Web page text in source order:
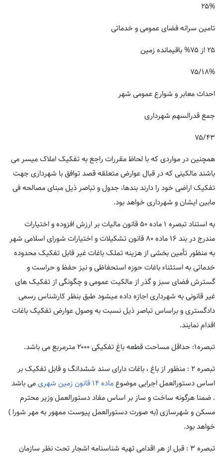
۲۵%
تامین سرانه فضای عمومی و خدماتی
۲۵ از ۷۵% باقیمانده زمین
۷۵/۱۸%
احداث معابر و شوارع عمومی شهر
جمع قدرالسهم شهرداری
۷۵/۴۳
همچنین در مواردی که با لحاظ مقررات راجع به تفکیک املاک میسر می
باشند مالکینی که در قبال عوارض متعلقه قصد توافق با شهرداری جهت
تفکیک اراضی خود را دارند بندها، جدول و تباصر ذیل مبنای مصالحه فی
مابین ایشان و شهرداری خواهد بود.
به استناد تبصره ۱ ماده ۵۰ قانون مالیات بر ارزش افزوده و اختیارات
مندرج در بند ۱۶ ماده ۸۰ قانون تشکیلات و اختیارات شورای اسلامی شهر
به منظور تأمین بخشی از هزینه تملک باغات غیر قابل تفکیک محدوده
خدماتی به استثناء باغات حوزه استحفاظی و نیز حفظ و حراست و
گسترش فضای سبز و گذر از مالکیت عمومی و چگونگی از تفکیک های
غیر قانونی به شهرداری اجازه داده میشود طبق بنظر کارشناس رسمی
دادگستری و براساس تباصر ذیل نسبت به وصول عوارض تفکیک باغات
اقدام نمایند.
تبصره۱: حداقل مساحت قطعه باغ تفکیکی ۲۰۰۰ مترمربع می باشد.
تبصره ۲ : منظور از باغ ، باغات دارای سند ششدانگ و قابل تفکیک بر
اساس دستورالعمل اجرایی موضوعماده ۱۴ قانون زمین شهری
می باشد
. ضمنا هرگونه ساخت و ساز بر اساس مفاد دستورالعمل وزیر محترم
مسکن و شهرسازی (به صورت دستورالعمل پیوست ممهور به مهر شورا )
خواهد بود.
تبصره ۳ : قبل از هر اقدامی تهیه شناسنامه اشجار تحت نظر سازمان